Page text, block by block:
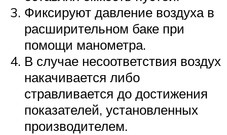
Фиксируют давление воздуха в
расширительном баке при
помощи манометра.
В случае несоответствия воздух
накачивается либо
стравливается до достижения
показателей, установленных
производителем.